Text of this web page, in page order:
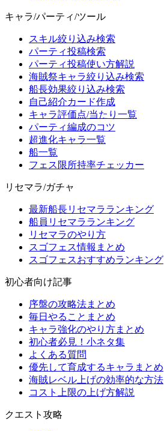
キャラ/パーティ/ツール
スキル絞り込み検索
パーティ投稿検索
パーティ投稿使い方解説
海賊祭キャラ絞り込み検索
船長効果絞り込み検索
自己紹介カード作成
キャラ評価点/当たり一覧
パーティ編成のコツ
超進化キャラ一覧
船一覧
フェス限所持率チェッカー
リセマラ/ガチャ
最新船長リセマラランキング
船員リセマラランキング
リセマラのやり方
スゴフェス情報まとめ
スゴフェスおすすめランキング
初心者向け記事
序盤の攻略法まとめ
毎日やることまとめ
キャラ強化のやり方まとめ
初心者必見！小ネタ集
よくある質問
優先して育成するキャラまとめ
海賊レベル上げの効率的な方法
コスト上限の上げ方解説
クエスト攻略